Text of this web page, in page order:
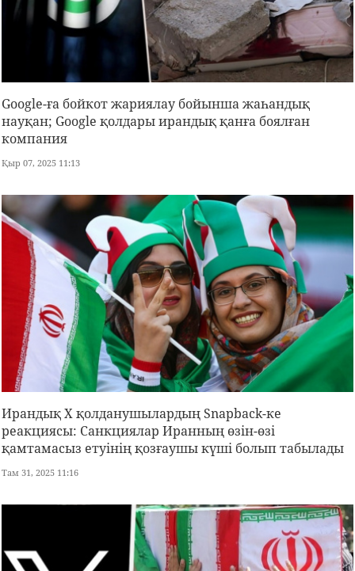
Google-ға бойкот жариялау бойынша жаһандық
науқан; Google қолдары ирандық қанға боялған
компания
Қыр 07, 2025 11:13
Ирандық X қолданушылардың Snapback-ке
реакциясы: Санкциялар Иранның өзін-өзі
қамтамасыз етуінің қозғаушы күші болып табылады
Там 31, 2025 11:16